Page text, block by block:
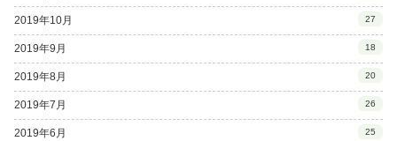
2019年10月 27
2019年9月 18
2019年8月 20
2019年7月 26
2019年6月 25